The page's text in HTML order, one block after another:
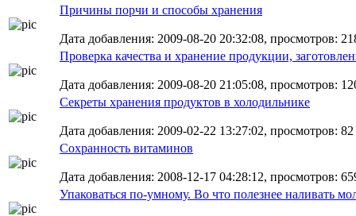
Причины порчи и способы хранения
Дата добавления: 2009-08-20 20:32:08, просмотров:
Проверка качества и хранение продукции,
Дата добавления: 2009-08-20 21:05:08, просмотров:
Секреты хранения продуктов в холодильнике
Дата добавления: 2009-02-22 13:27:02, просмотров: 82
Сохранность витаминов
Дата добавления: 2008-12-17 04:28:12, просмотров:
Упаковаться по-умному. Во что полезнее наливать